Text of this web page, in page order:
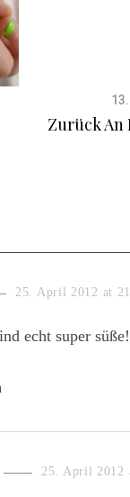
Zurück An
25. April 2012 at
echt super süße!
25. April 2012